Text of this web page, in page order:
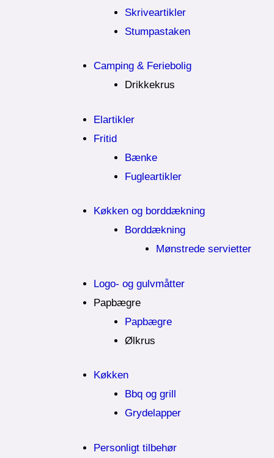
Skriveartikler
Stumpastaken
Camping & Feriebolig
Drikkekrus
Elartikler
Fritid
Bænke
Fugleartikler
Køkken og borddækning
Borddækning
Mønstrede servietter
Logo- og gulvmåtter
Papbægre
Papbægre
Ølkrus
Køkken
Bbq og grill
Grydelapper
Personligt tilbehør